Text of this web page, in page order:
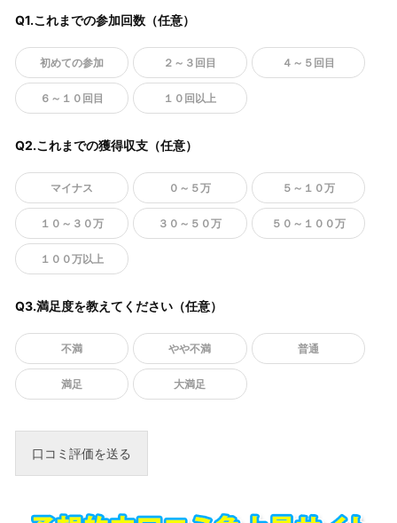
Q1.これまでの参加回数（任意）
初めての参加 ２～３回目 ４～５回目
６～１０回目 １０回以上
Q2.これまでの獲得収支（任意）
マイナス ０～５万 ５～１０万
１０～３０万 ３０～５０万 ５０～１００万
１００万以上
Q3.満足度を教えてください（任意）
不満 やや不満 普通
満足 大満足